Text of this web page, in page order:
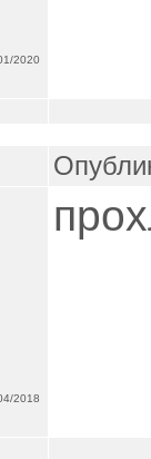
2020
2018